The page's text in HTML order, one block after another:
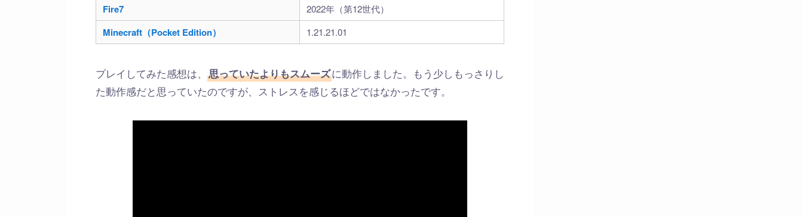
Fire7
2022年（第12世代）
Minecraft（Pocket Edition） 1.21.21.01
プレイしてみた感想は、 思っていたよりもスムーズに動作しました。もう少しもっさりし
た動作感だと思っていたのですが、ストレスを感じるほどではなかったです。